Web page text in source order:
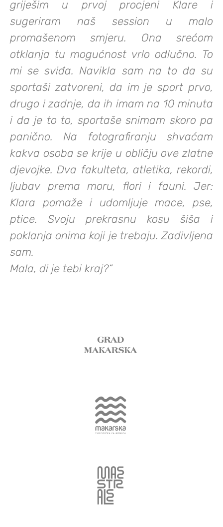
griješim u prvoj procjeni Klare i
sugeriram naš session u malo
promašenom smjeru. Ona srećom
otklanja tu mogućnost vrlo odlučno. To
mi se sviđa. Navikla sam na to da su
sportaši zatvoreni, da im je sport prvo,
drugo i zadnje, da ih imam na 10 minuta
i da je to to, sportaše snimam skoro pa
panično. Na fotografiranju shvaćam
kakva osoba se krije u obličju ove zlatne
djevojke. Dva fakulteta, atletika, rekordi,
ljubav prema moru, flori i fauni. Jer:
Klara pomaže i udomljuje mace, pse,
ptice. Svoju prekrasnu kosu šiša i
poklanja onima koji je trebaju. Zadivljena
sam.
Mala, di je tebi kraj?“